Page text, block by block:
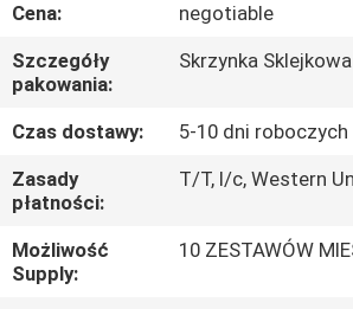
SKONTAKTUJ
SIĘ
Z
NAMI
AKTUALNOŚCI
Cena:
negotiable
Szczegóły
pakowania:
Skrzynka Sklejkowa
Czas dostawy:
5-10 dni roboczych
Zasady
płatności:
T/T, l/c, Western
Możliwość
Supply:
10 ZESTAWÓW